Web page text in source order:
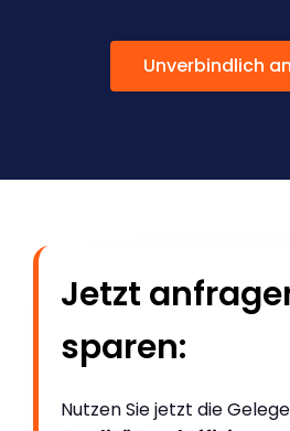
Unverbindlich
Jetzt
sparen:
Nutzen Sie jetzt die